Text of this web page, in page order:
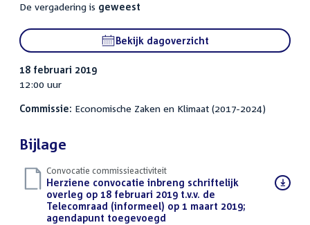
De vergadering is geweest
Bekijk dagoverzicht
18 februari 2019
12:00 uur
Commissie: Economische Zaken en Klimaat (2017-2024)
Bijlage
Convocatie commissieactiviteit
Download
bestand:
Herziene convocatie inbreng schriftelijk
overleg op 18 februari 2019 t.v.v. de
Telecomraad (informeel) op 1 maart 2019;
agendapunt toegevoegd